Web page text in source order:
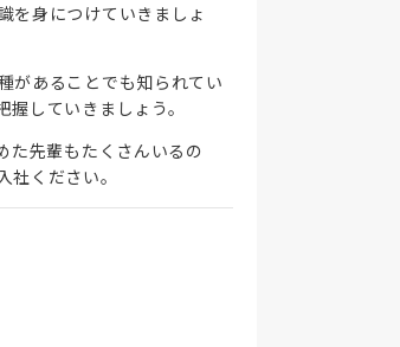
を身につけていきましょ
があることでも知られてい
していきましょう。
た先輩もたくさんいるの
ください。